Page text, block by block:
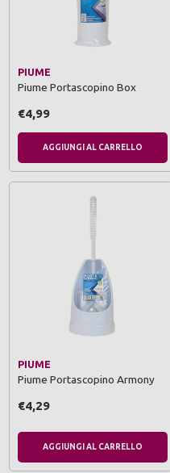
PIUME
Piume Portascopino Box
€4,99
AGGIUNGI AL CARRELLO
PIUME
Piume Portascopino Armony
€4,29
AGGIUNGI AL CARRELLO